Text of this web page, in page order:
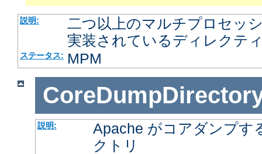
説明:
二つ以上のマルチプロセッ
実装されているディレクテ
ステータス: MPM
説明:
Apache がコアダンプす
クトリ